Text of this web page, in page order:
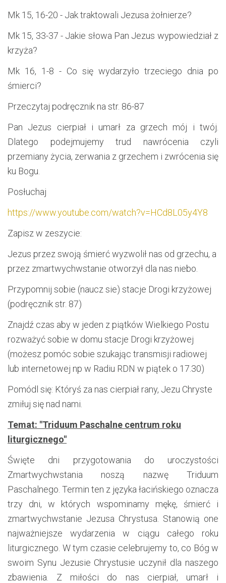
Mk 15, 16-20 - Jak traktowali Jezusa żołnierze?
Mk 15, 33-37 - Jakie słowa Pan Jezus wypowiedział z
krzyża?
Mk 16, 1-8 - Co się wydarzyło trzeciego dnia po
śmierci?
Przeczytaj podręcznik na str. 86-87
Pan Jezus cierpiał i umarł za grzech mój i twój.
Dlatego podejmujemy trud nawrócenia czyli
przemiany życia, zerwania z grzechem i zwrócenia się
ku Bogu.
Posłuchaj
https://www.youtube.com/watch?v=HCd8L05y4Y8
Zapisz w zeszycie:
Jezus przez swoją śmierć wyzwolił nas od grzechu, a
przez zmartwychwstanie otworzył dla nas niebo.
Przypomnij sobie (naucz sie) stacje Drogi krzyżowej
(podręcznik str. 87)
Znajdź czas aby w jeden z piątków Wielkiego Postu
rozważyć sobie w domu stacje Drogi krzyżowej
(możesz pomóc sobie szukając transmisji radiowej
lub internetowej np w Radiu RDN w piątek o 17.30)
Pomódl się: Któryś za nas cierpiał rany, Jezu Chryste
zmiłuj się nad nami.
Temat: "Triduum Paschalne centrum roku
liturgicznego"
Święte dni przygotowania do uroczystości
Zmartwychwstania noszą nazwę Triduum
Paschalnego. Termin ten z języka łacińskiego oznacza
trzy dni, w których wspominamy mękę, śmierć i
zmartwychwstanie Jezusa Chrystusa. Stanowią one
najważniejsze wydarzenia w ciągu całego roku
liturgicznego. W tym czasie celebrujemy to, co Bóg w
swoim Synu Jezusie Chrystusie uczynił dla naszego
zbawienia. Z miłości do nas cierpiał, umarł i